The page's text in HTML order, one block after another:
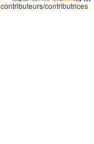
contributeurs/contributrices